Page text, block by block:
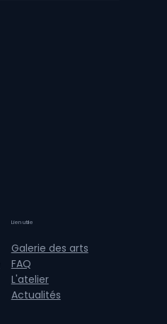
Lien utile
Galerie des arts
FAQ
L'atelier
Actualités